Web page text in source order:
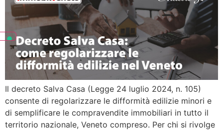
Il decreto Salva Casa (Legge 24 luglio 2024, n. 105)
consente di regolarizzare le difformità edilizie minori e
di semplificare le compravendite immobiliari in tutto il
territorio nazionale, Veneto compreso. Per chi si rivolge